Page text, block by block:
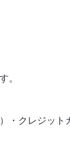
。
クレジット